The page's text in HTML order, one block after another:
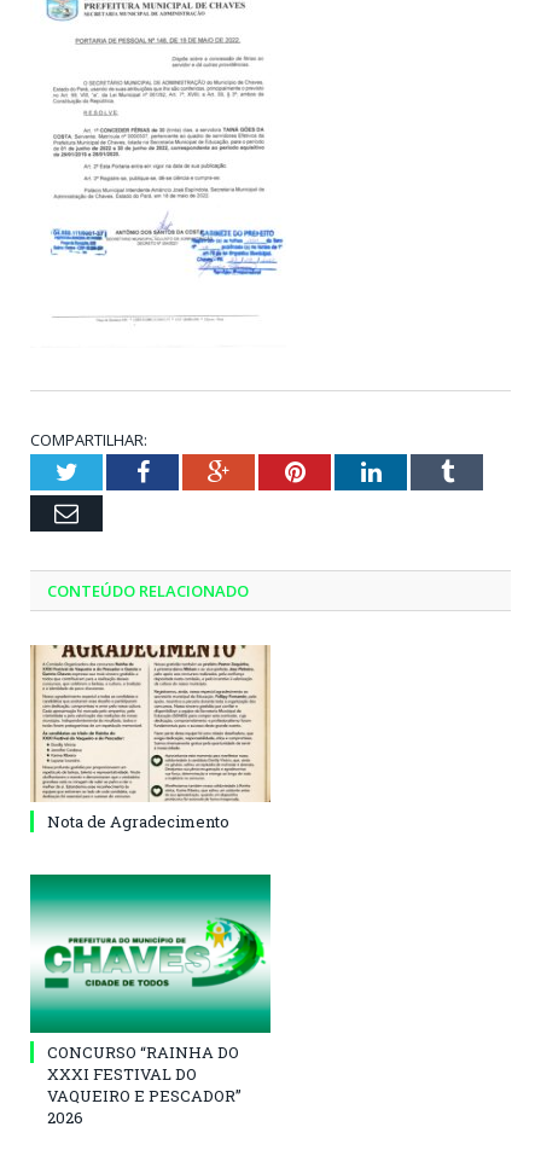
COMPARTILHAR:
TwitterFacebookGoogle+PinterestLinkedInTumblr
Email
CONTEÚDO RELACIONADO
Nota de Agradecimento
CONCURSO “RAINHA DO
XXXI FESTIVAL DO
VAQUEIRO E PESCADOR”
2026